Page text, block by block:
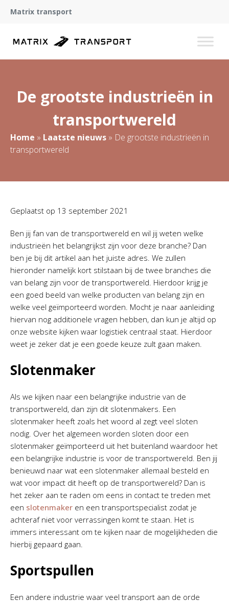
Matrix transport
De grootste industrieën in
transportwereld
Home » Laatste nieuws » De grootste industrieën in
transportwereld
Geplaatst op 13 september 2021
Ben jij fan van de transportwereld en wil jij weten welke
industrieën het belangrijkst zijn voor deze branche? Dan
ben je bij dit artikel aan het juiste adres. We zullen
hieronder namelijk kort stilstaan bij de twee branches die
van belang zijn voor de transportwereld. Hierdoor krijg je
een goed beeld van welke producten van belang zijn en
welke veel geïmporteerd worden. Mocht je naar aanleiding
hiervan nog additionele vragen hebben, dan kun je altijd op
onze website kijken waar logistiek centraal staat. Hierdoor
weet je zeker dat je een goede keuze zult gaan maken.
Slotenmaker
Als we kijken naar een belangrijke industrie van de
transportwereld, dan zijn dit slotenmakers. Een
slotenmaker heeft zoals het woord al zegt veel sloten
nodig. Over het algemeen worden sloten door een
slotenmaker geïmporteerd uit het buitenland waardoor het
een belangrijke industrie is voor de transportwereld. Ben jij
benieuwd naar wat een slotenmaker allemaal besteld en
wat voor impact dit heeft op de transportwereld? Dan is
het zeker aan te raden om eens in contact te treden met
een slotenmaker en een transportspecialist zodat je
achteraf niet voor verrassingen komt te staan. Het is
immers interessant om te kijken naar de mogelijkheden die
hierbij gepaard gaan.
Sportspullen
Een andere industrie waar veel transport aan de orde